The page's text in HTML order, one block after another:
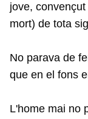
jove,
mort) de tota
No parava de
que en el fons
L'home mai no